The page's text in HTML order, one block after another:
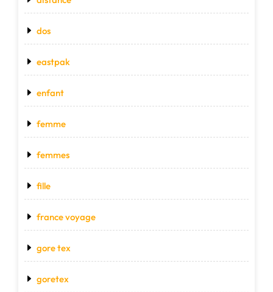
dos
eastpak
enfant
femme
femmes
fille
france voyage
gore tex
goretex